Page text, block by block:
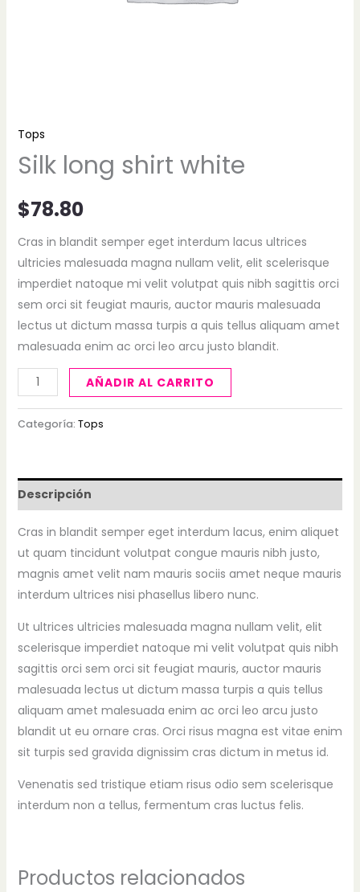
Tops
Silk long shirt white
$78.80
Cras in blandit semper eget interdum lacus ultrices
ultricies malesuada magna nullam velit, elit scelerisque
imperdiet natoque mi velit volutpat quis nibh sagittis orci
sem orci sit feugiat mauris, auctor mauris malesuada
lectus ut dictum massa turpis a quis tellus aliquam amet
malesuada enim ac orci leo arcu justo blandit.
AÑADIR AL CARRITO
Categoría: Tops
Descripción
Cras in blandit semper eget interdum lacus, enim aliquet
ut quam tincidunt volutpat congue mauris nibh justo,
magnis amet velit nam mauris sociis amet neque mauris
interdum ultrices nisi phasellus libero nunc.
Ut ultrices ultricies malesuada magna nullam velit, elit
scelerisque imperdiet natoque mi velit volutpat quis nibh
sagittis orci sem orci sit feugiat mauris, auctor mauris
malesuada lectus ut dictum massa turpis a quis tellus
aliquam amet malesuada enim ac orci leo arcu justo
blandit ut eu ornare cras. Orci risus magna est vitae enim
sit turpis sed gravida dignissim cras dictum in metus id.
Venenatis sed tristique etiam risus odio sem scelerisque
interdum non a tellus, fermentum cras luctus felis.
Productos relacionados